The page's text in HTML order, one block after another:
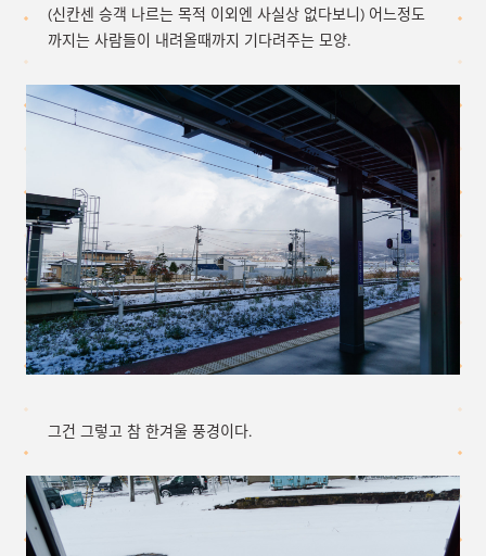
(신칸센 승객 나르는 목적 이외엔 사실상 없다보니) 어느정도
까지는 사람들이 내려올때까지 기다려주는 모양.
그건 그렇고 참 한겨울 풍경이다.